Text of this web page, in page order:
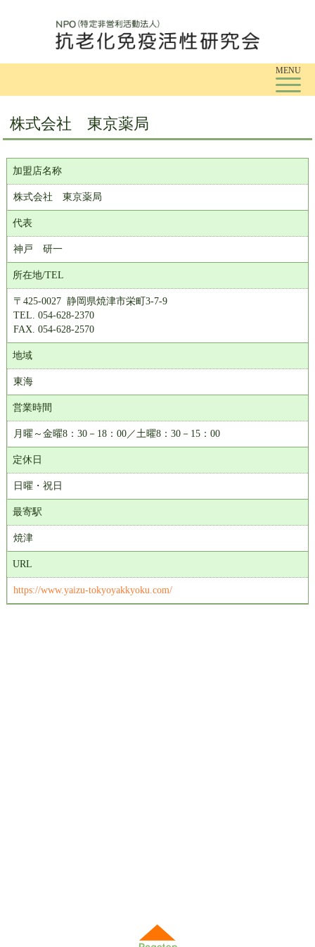
MENU
株式会社 東京薬局
加盟店名称
株式会社 東京薬局
代表
神戸 研一
所在地/TEL
〒425-0027 静岡県焼津市栄町3-7-9
TEL. 054-628-2370
FAX. 054-628-2570
地域
東海
営業時間
月曜～金曜8：30－18：00／土曜8：30－15：00
定休日
日曜・祝日
最寄駅
焼津
URL
https://www.yaizu-tokyoyakkyoku.com/